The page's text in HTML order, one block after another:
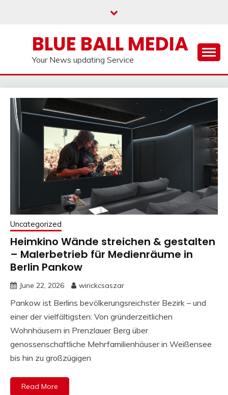
BLUE BALL MEDIA
Your News updating Service
Uncategorized
Heimkino Wände streichen & gestalten
– Malerbetrieb für Medienräume in
Berlin Pankow
June 22, 2026 wirickcsaszar
Pankow ist Berlins bevölkerungsreichster Bezirk – und
einer der vielfältigsten: Von gründerzeitlichen
Wohnhäusern in Prenzlauer Berg über
genossenschaftliche Mehrfamilienhäuser in Weißensee
bis hin zu großzügigen
Read More